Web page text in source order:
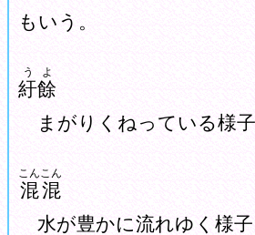
もいう。
紆餘
うよ
まがりくねっている様子
混混
こんこん
水が豊かに流れゆく様子